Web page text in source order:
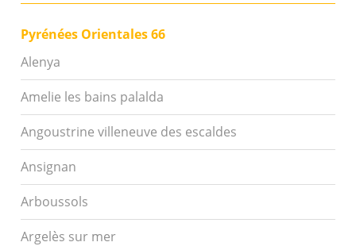
Pyrénées Orientales 66
Alenya
Amelie les bains palalda
Angoustrine villeneuve des escaldes
Ansignan
Arboussols
Argelès sur mer